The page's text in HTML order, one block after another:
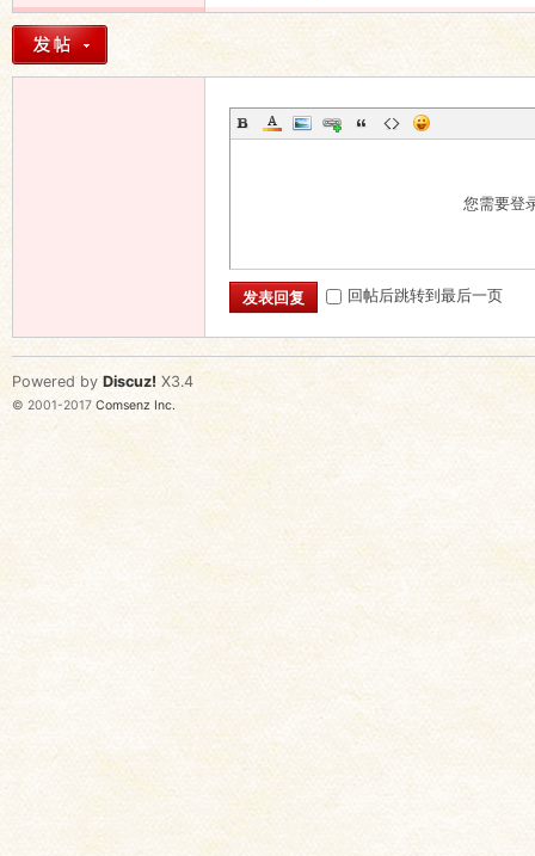
您需要登
发表回复 回帖后跳转到最后一页
Powered by Discuz! X3.4
© 2001-2017 Comsenz Inc.